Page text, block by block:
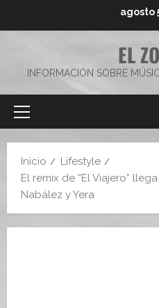
agosto
EL
INFORMACIÓN SOBRE
Menú
Inicio
Lifestyle
El remix de “El Viajero”
Nabález y Yera